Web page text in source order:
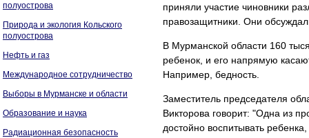
полуострова
Природа и экология Кольского
полуострова
Нефть и газ
Международное сотрудничество
Выборы в Мурманске и области
Образование и наука
Радиационная безопасность
приняли участие чиновники
правозащитники. Они
В Мурманской области 160
ребенок, и его напрямую
Например, бедность.
Заместитель председателя
Викторова говорит: "Одна из
достойно воспитывать